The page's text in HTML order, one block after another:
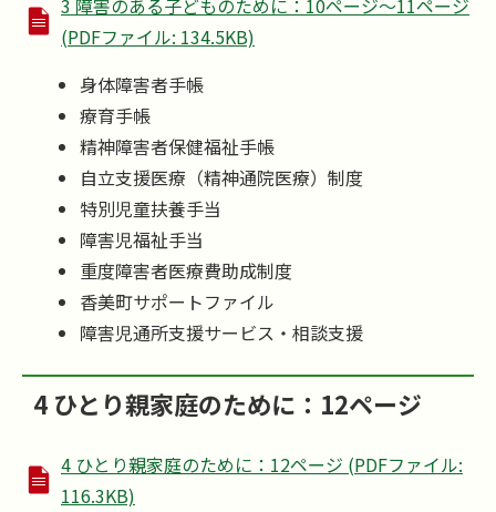
(PDFファイル: 134.5KB)
身体障害者手帳
療育手帳
精神障害者保健福祉手帳
自立支援医療（精神通院医療）制度
特別児童扶養手当
障害児福祉手当
重度障害者医療費助成制度
香美町サポートファイル
障害児通所支援サービス・相談支援
4 ひとり親家庭のために：12ページ
4 ひとり親家庭のために：12ページ (PDFファイル:
116.3KB)